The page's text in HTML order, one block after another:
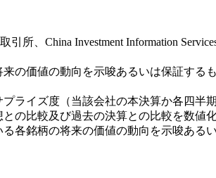
、China Investment Information
の価値の動向を示唆あるいは保証する
ライズ度（当該会社の本決算か各四半
の比較及び過去の決算との比較を数値
各銘柄の将来の価値の動向を示唆ある